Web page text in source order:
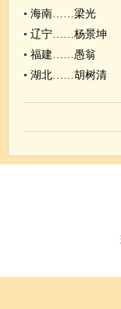
海南……梁光
辽宁……杨景坤
福建……愚翁
湖北……胡树清